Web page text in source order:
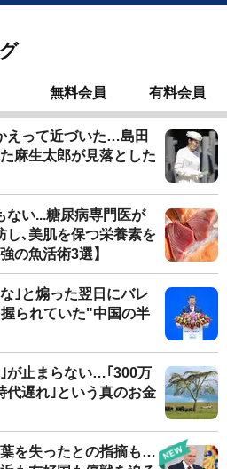
無料会員 有料会員
えって近づいた…島田
麻生太郎が見落とした
ない...糖尿病専門医が
し､美肌を保つ栄養素を
の魚活術3選】
｣と煽った翌日にバレ
られていた"中国の半
が止まらない…｢300万
代遅れ｣という真のお金
を失ったとの指摘も…